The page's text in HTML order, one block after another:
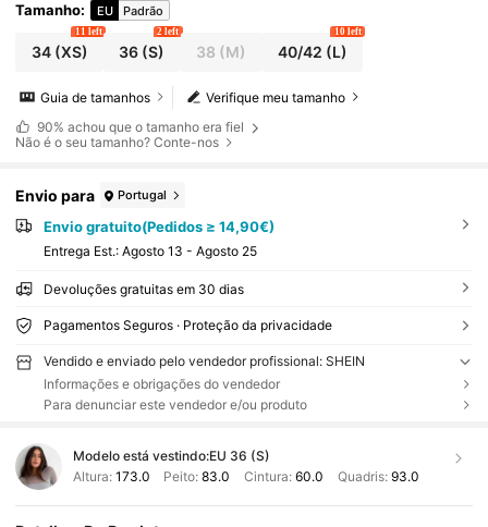
Tamanho: EU Padrão
34(XS)
11 left
36 (S)
2 left
38 (M) 40/42 (L)
10 left
Verifique meu tamanho
Guia de tamanhos
90% achou que o tamanho era fiel
Não é o seu tamanho? Conte-nos
Envio para Portugal
Envio gratuito(Pedidos ≥ 14,90€)
Entrega Est.: Agosto 13 - Agosto 25
Devoluções gratuitas em 30 dias
Pagamentos Seguros · Proteção da privacidade
Vendido e enviado pelo vendedor profissional: SHEIN
Informações e obrigações do vendedor
Para denunciar este vendedor e/ou produto
Modelo está vestindo:EU 36 (S)
Altura: 173.0 Peito:83.0 Cintura: 60.0 Quadris: 93.0